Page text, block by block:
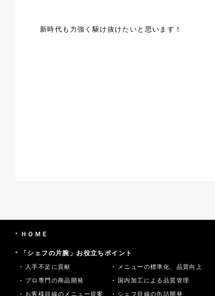
新時代も力強く駆け抜けたいと思います！
ＨＯＭＥ
「シェフの片腕」お役立ちポイント
人手不足に貢献
メニューの標準化、品質向上
プロ専門の商品開発
国内加工による品質管理
お客様目線のメニュー提案
シェフ目線の缶詰開発